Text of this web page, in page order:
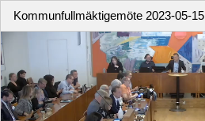
Kommunfullmäktigemöte 2023-05-15